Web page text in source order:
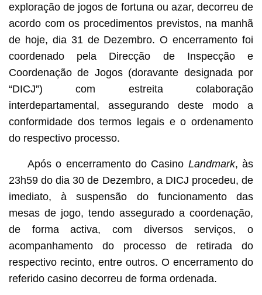
exploração de jogos de fortuna ou azar, decorreu de
acordo com os procedimentos previstos, na manhã
de hoje, dia 31 de Dezembro. O encerramento foi
coordenado pela Direcção de Inspecção e
Coordenação de Jogos (doravante designada por
“DICJ”) com estreita colaboração
interdepartamental, assegurando deste modo a
conformidade dos termos legais e o ordenamento
do respectivo processo.
Após o encerramento do Casino Landmark, às
23h59 do dia 30 de Dezembro, a DICJ procedeu, de
imediato, à suspensão do funcionamento das
mesas de jogo, tendo assegurado a coordenação,
de forma activa, com diversos serviços, o
acompanhamento do processo de retirada do
respectivo recinto, entre outros. O encerramento do
referido casino decorreu de forma ordenada.